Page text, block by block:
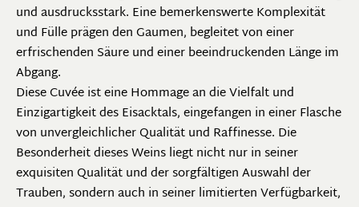
und ausdrucksstark. Eine bemerkenswerte Komplexität
und Fülle prägen den Gaumen, begleitet von einer
erfrischenden Säure und einer beeindruckenden Länge im
Abgang.
Diese Cuvée ist eine Hommage an die Vielfalt und
Einzigartigkeit des Eisacktals, eingefangen in einer Flasche
von unvergleichlicher Qualität und Raffinesse. Die
Besonderheit dieses Weins liegt nicht nur in seiner
exquisiten Qualität und der sorgfältigen Auswahl der
Trauben, sondern auch in seiner limitierten Verfügbarkeit,